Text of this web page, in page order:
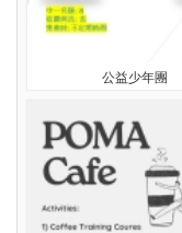
公益少年團